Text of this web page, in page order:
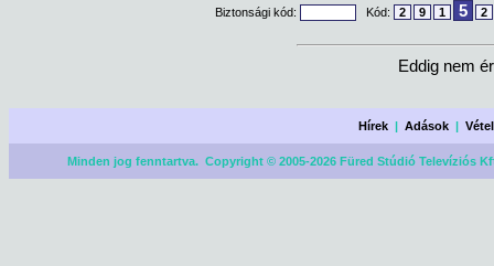
Biztonsági kód:
Kód: 2 9 1 5 2
Eddig nem
Hírek |Adások |
Minden jog fenntartva. Copyright © 2005-2026 Füred Stúdió Televíziós